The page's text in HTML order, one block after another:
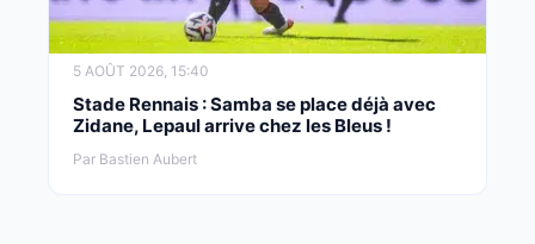
5 AOÛT 2026, 15:40
Stade Rennais : Samba se place déjà avec
Zidane, Lepaul arrive chez les Bleus !
Par Bastien Aubert